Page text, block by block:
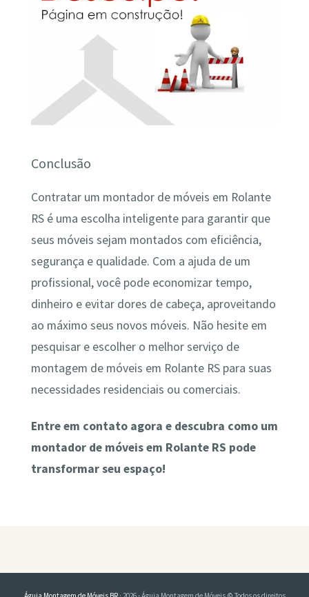
Conclusão
Contratar um montador de móveis em Rolante
RS é uma escolha inteligente para garantir que
seus móveis sejam montados com eficiência,
segurança e qualidade. Com a ajuda de um
profissional, você pode economizar tempo,
dinheiro e evitar dores de cabeça, aproveitando
ao máximo seus novos móveis. Não hesite em
pesquisar e escolher o melhor serviço de
montagem de móveis em Rolante RS para suas
necessidades residenciais ou comerciais.
Entre em contato agora e descubra como um
montador de móveis em Rolante RS pode
transformar seu espaço!